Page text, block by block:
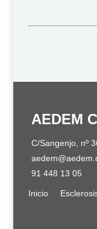
AEDEM
C/Sangenjo, nº
91 448 13 05
Inicio